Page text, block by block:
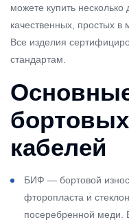
можете купить несколько
качественных, простых в
Все изделия
стандартам.
кабелей
БИФ — бортовой
фторопласта и
посеребренной